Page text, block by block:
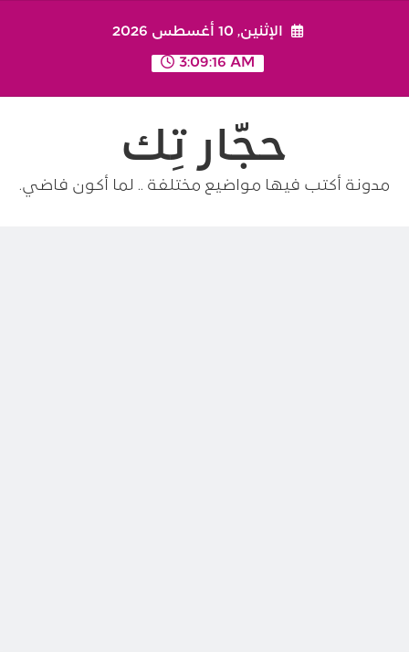
الإثنين, 10 أغسطس 2026
3:09:18 AM
حجّار تِك
مدونة أكتب فيها مواضيع مختلفة .. لما أكون فاضي.